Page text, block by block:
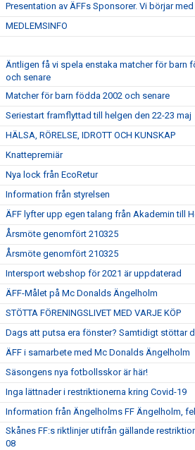
Presentation av ÄFFs Sponsorer. Vi börjar
MEDLEMSINFO
Äntligen få vi spela enstaka matcher för barn
och senare
Matcher för barn födda 2002 och senare
Seriestart framflyttad till helgen den 22-23 maj
HÄLSA, RÖRELSE, IDROTT OCH KUNSKAP
Knattepremiär
Nya lock från EcoRetur
Information från styrelsen
ÄFF lyfter upp egen talang från Akademin till
Årsmöte genomfört 210325
Årsmöte genomfört 210325
Intersport webshop för 2021 är uppdaterad
ÄFF-Målet på Mc Donalds Ängelholm
STÖTTA FÖRENINGSLIVET MED VARJE KÖP
Dags att putsa era fönster? Samtidigt stöttar
ÄFF i samarbete med Mc Donalds Ängelholm
Säsongens nya fotbollsskor är här!
Inga lättnader i restriktionerna kring Covid-19
Information från Ängelholms FF Ängelholm,
Skånes FF:s riktlinjer utifrån gällande
08